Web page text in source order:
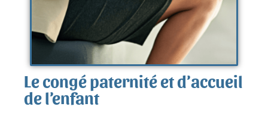
Le congé paternité et d’accueil
de l’enfant